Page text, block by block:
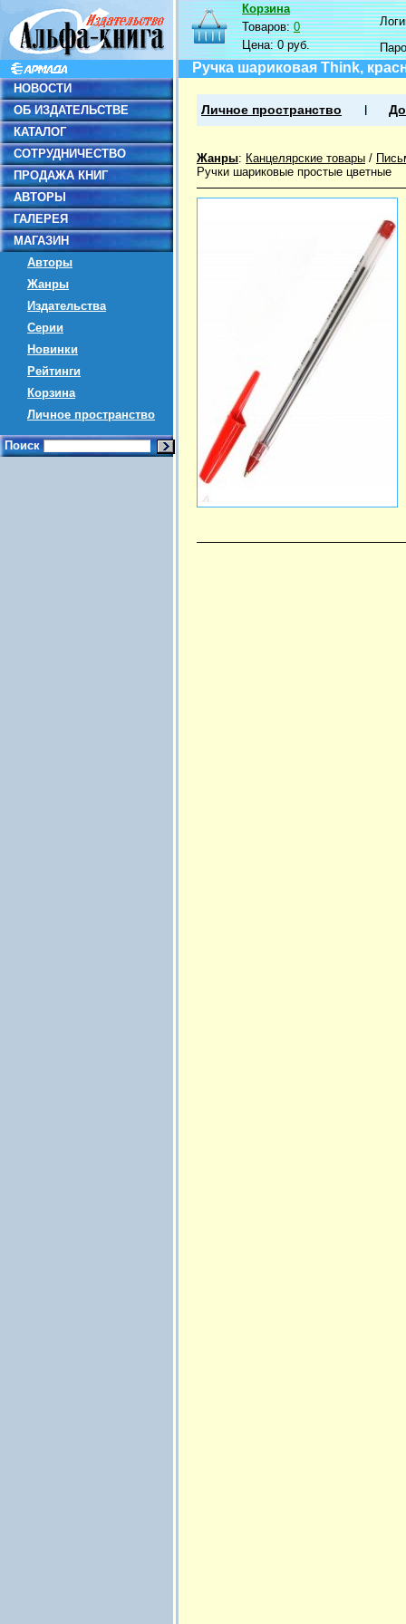
НОВОСТИ
ОБ ИЗДАТЕЛЬСТВЕ
КАТАЛОГ
СОТРУДНИЧЕСТВО
ПРОДАЖА КНИГ
АВТОРЫ
ГАЛЕРЕЯ
МАГАЗИН
Авторы
Жанры
Издательства
Серии
Новинки
Рейтинги
Корзина
Личное пространство
Поиск
Корзина
Товаров:0
Цена:0 руб.
Ручка шариковая Think,
Личное пространство
Жанры: Канцелярские товары /
Ручки шариковые простые цветные